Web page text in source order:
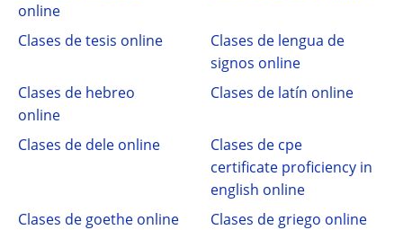
online
Clases de tesis online
Clases de lengua de
signos online
Clases de hebreo
online
Clases de latín online
Clases de dele online
Clases de cpe
certificate proficiency in
english online
Clases de goethe online
Clases de griego online